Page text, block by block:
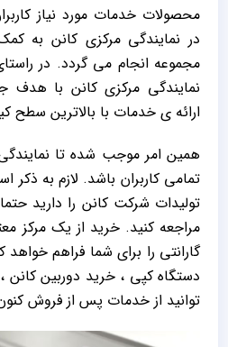
محصولات خدمات مورد نیاز
در نمایندگی مرکزی کانن به
مجموعه انجام می گردد. در
نمایندگی مرکزی کانن با
ارائه ی خدمات با بالاترین سطح
همین امر موجب شده تا
تمامی کاربران باشد. لازم به
تولیدات شرکت کانن را دارید
مراجعه کنید. خرید از یک مرکز
گارانتی را برای شما فراهم
دستگاه کپی ، خرید دوربین کانن
توانید از خدمات پس از فروش